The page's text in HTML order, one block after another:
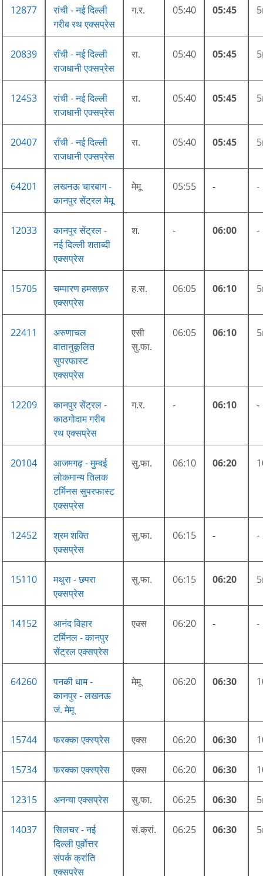
12877
रांची - नई दिल्ली
गरीब रथ एक्सप्रेस
ग.र. 05:40 05:45
20839
राँची - नई दिल्ली
राजधानी एक्सप्रेस
रा. 05:40 05:45
12453
रांची - नई दिल्ली
राजधानी एक्सप्रेस
रा. 05:40 05:45
20407
राँची - नई दिल्ली
राजधानी एक्सप्रेस
रा. 05:40 05:45
64201
लखनऊ चारबाग -
कानपुर सेंट्रल मेमू
मेमू 05:55 - -
12033
कानपुर सेंट्रल -
नई दिल्ली शताब्दी
एक्सप्रेस
श. - 06:00 -
15705
चम्पारण हमसफ़र
एक्सप्रेस
ह.स. 06:05 06:10
22411
अरुणाचल
वातानुकूलित
सुपरफास्ट
एक्सप्रेस
एसी
सु.फा.
06:05 06:10
12209
कानपुर सेंट्रल -
काठगोदाम गरीब
रथ एक्सप्रेस
ग.र. - 06:10 -
20104
आजमगढ़ - मुम्बई
लोकमान्य तिलक
टर्मिनस सुपरफास्ट
एक्सप्रेस
सु.फा. 06:10 06:20
12452
श्रम शक्ति
एक्सप्रेस
सु.फा. 06:15 - -
15110
मथुरा - छपरा
एक्सप्रेस
सु.फा. 06:15 06:20
14152
आनंद विहार
टर्मिनल - कानपुर
सेंट्रल एक्सप्रेस
एक्स 06:20 - -
64260
पनकी धाम -
कानपुर - लखनऊ
जं. मेमू
मेमू 06:20 06:30
15744 फरक्का एक्स्प्रेस एक्स 06:20 06:30
15734 फरक्का एक्स्प्रेस एक्स 06:20 06:30
12315 अनन्या एक्सप्रेस सु.फा. 06:25 06:30
14037
सिलचर - नई
दिल्ली पूर्वोत्तर
संपर्क क्रांति
एक्सप्रेस
सं.क्रां. 06:25 06:30